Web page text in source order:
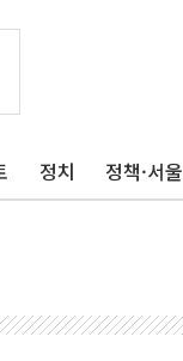
정치 정책·서울